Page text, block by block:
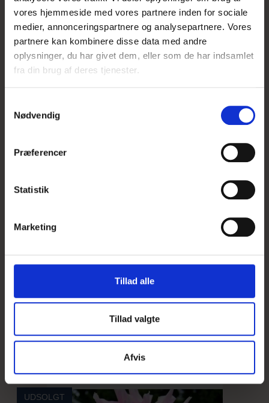
vores hjemmeside med vores partnere inden for sociale
medier, annonceringspartnere og analysepartnere. Vores
partnere kan kombinere disse data med andre
oplysninger, du har givet dem, eller som de har indsamlet
fra din brug af deres tjenester.
Nødvendig
Præferencer
Statistik
Marketing
Tillad alle
Tillad valgte
Afvis
Dahlia Freya's Paso Doble
Vis produkt
UDSOLGT